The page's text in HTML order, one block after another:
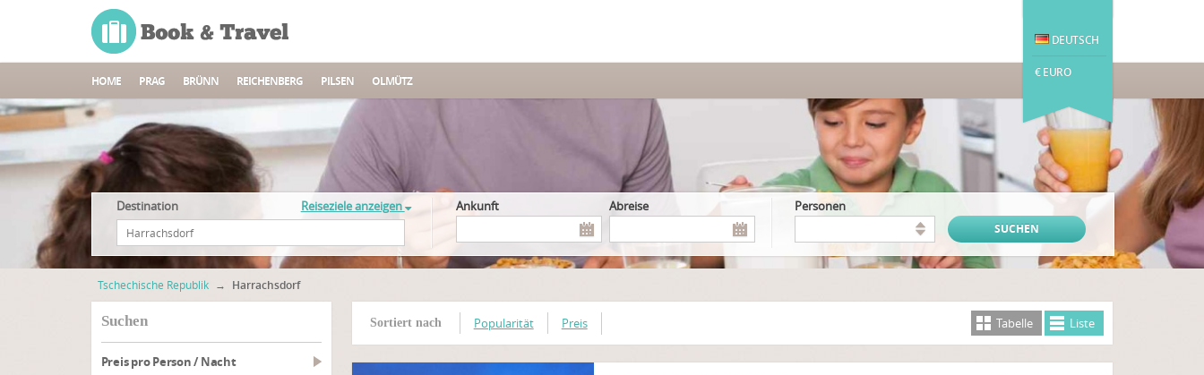
DEUTSCH
€ EURO
HOME PRAG BRÜNN REICHENBERG PILSEN OLMÜTZ
Destination Reiseziele anzeigen Ankunft Abreise Personen
Tschechische Republik → Harrachsdorf
suchen
Preis pro Person / Nacht
Sortiert nach Popularität Preis Tabelle Liste